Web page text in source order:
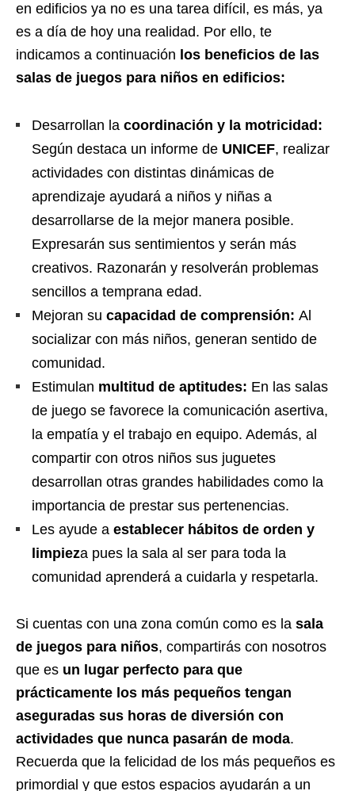
en edificios ya no es una tarea difícil, es más, ya
es a día de hoy una realidad. Por ello, te
indicamos a continuación los beneficios de las
salas de juegos para niños en edificios:
Desarrollan la coordinación y la motricidad:
Según destaca un informe de UNICEF, realizar
actividades con distintas dinámicas de
aprendizaje ayudará a niños y niñas a
desarrollarse de la mejor manera posible.
Expresarán sus sentimientos y serán más
creativos. Razonarán y resolverán problemas
sencillos a temprana edad.
Mejoran su capacidad de comprensión: Al
socializar con más niños, generan sentido de
comunidad.
Estimulan multitud de aptitudes: En las salas
de juego se favorece la comunicación asertiva,
la empatía y el trabajo en equipo. Además, al
compartir con otros niños sus juguetes
desarrollan otras grandes habilidades como la
importancia de prestar sus pertenencias.
Les ayude a establecer hábitos de orden y
limpieza pues la sala al ser para toda la
comunidad aprenderá a cuidarla y respetarla.
Si cuentas con una zona común como es la sala
de juegos para niños, compartirás con nosotros
que es un lugar perfecto para que
prácticamente los más pequeños tengan
aseguradas sus horas de diversión con
actividades que nunca pasarán de moda.
Recuerda que la felicidad de los más pequeños es
primordial y que estos espacios ayudarán a un